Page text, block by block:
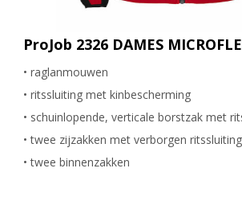
ProJob 2326 DAMES
• raglanmouwen
• ritssluiting met kinbescherming
• schuinlopende, verticale borstzak met
• twee zijzakken met verborgen ritssluiting
• twee binnenzakken